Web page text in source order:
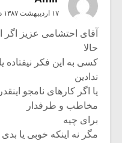
۱۷ اردیبهشت ۱۳۸۷ در ۱۱:۲۵ ق٫ظ
آقای احتشامی عزیز
حالا
کسی به این فکر نیفتاده
ندادین
یا اگر کارهای نامجو
مخاطب و طرفدار
برای چیه
مگر نه اینکه خوبی یا